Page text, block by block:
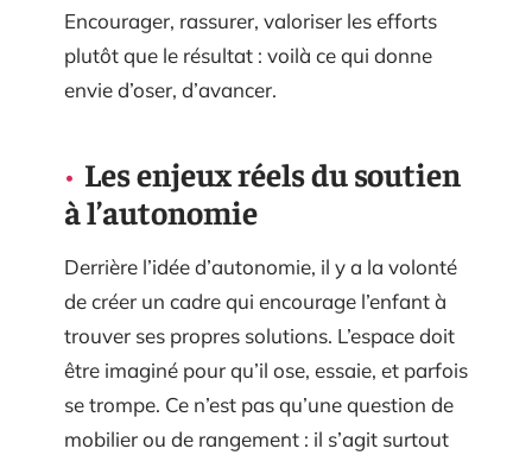
Encourager, rassurer, valoriser les efforts
plutôt que le résultat : voilà ce qui donne
envie d’oser, d’avancer.
Les enjeux réels du soutien
à l’autonomie
Derrière l’idée d’autonomie, il y a la volonté
de créer un cadre qui encourage l’enfant à
trouver ses propres solutions. L’espace doit
être imaginé pour qu’il ose, essaie, et parfois
se trompe. Ce n’est pas qu’une question de
mobilier ou de rangement : il s’agit surtout